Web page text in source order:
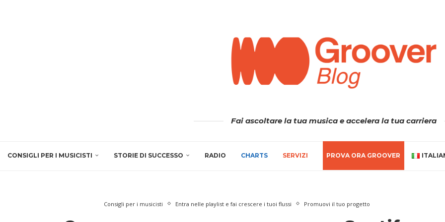
Fai ascoltare la tua musica e accelera la tua carriera
CONSIGLI PER I MUSICISTI STORIE DI SUCCESSO RADIO CHARTS SERVIZI PROVA ORA GROOVER
Consigli per i musicisti Entra nelle playlist e fai crescere i tuoi flussi Promuovi il tuo progetto